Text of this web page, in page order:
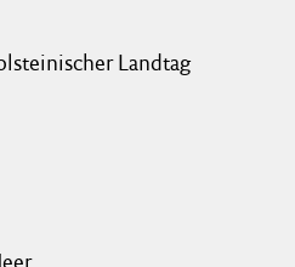
Landtag